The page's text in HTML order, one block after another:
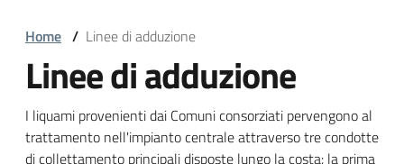
brandingdelsito
Block
it-
block-
italiagov-
Home / Linee di adduzione
Block
it-
block-
Linee di adduzione
Block
I liquami provenienti dai Comuni consorziati pervengono al
trattamento nell'impianto centrale attraverso tre condotte
di collettamento principali disposte lungo la costa: la prima